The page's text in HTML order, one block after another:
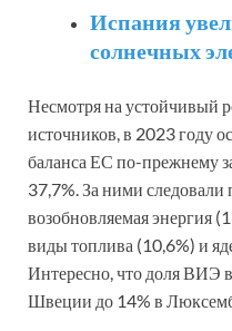
Испания
солнечных
Несмотря на устойчивый
источников, в 2023 году
баланса ЕС по-прежнему
37,7%. За ними
возобновляемая энергия
виды топлива (10,6%) и
Интересно, что доля ВИЭ
Швеции до 14% в